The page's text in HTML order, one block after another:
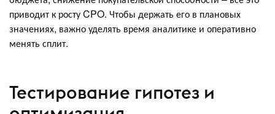
приводит к росту CPO. Чтобы держать его в плановых
значениях, важно уделять время аналитике и оперативно
менять сплит.
Тестирование гипотез и